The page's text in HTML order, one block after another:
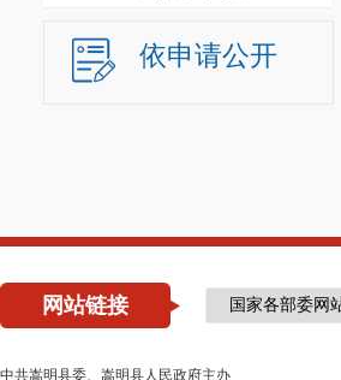
依申请公开
网站链接
中共嵩明县委、嵩明县人民政府主办